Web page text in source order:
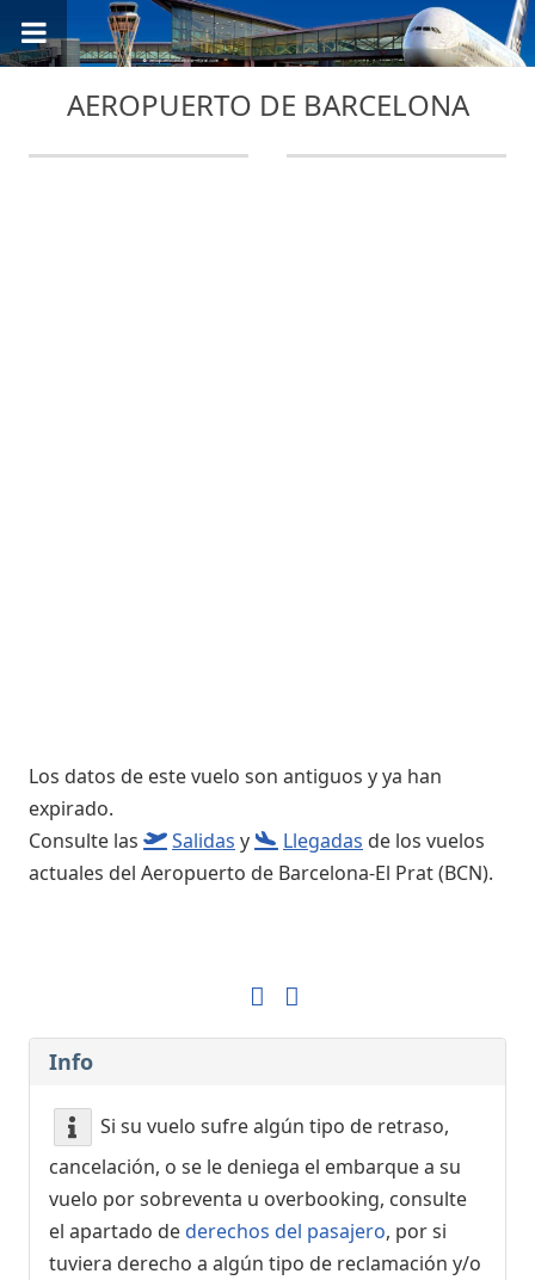
AEROPUERTO DE BARCELONA
Los datos de este vuelo son antiguos y ya han
expirado.
Consulte las
Salidas y Llegadas de los vuelos
actuales del Aeropuerto de Barcelona-El Prat (BCN).
Info
Si su vuelo sufre algún tipo de retraso,
cancelación, o se le deniega el embarque a su
vuelo por sobreventa u overbooking, consulte
el apartado dederechos del pasajero, por si
tuviera derecho a algún tipo de reclamación y/o